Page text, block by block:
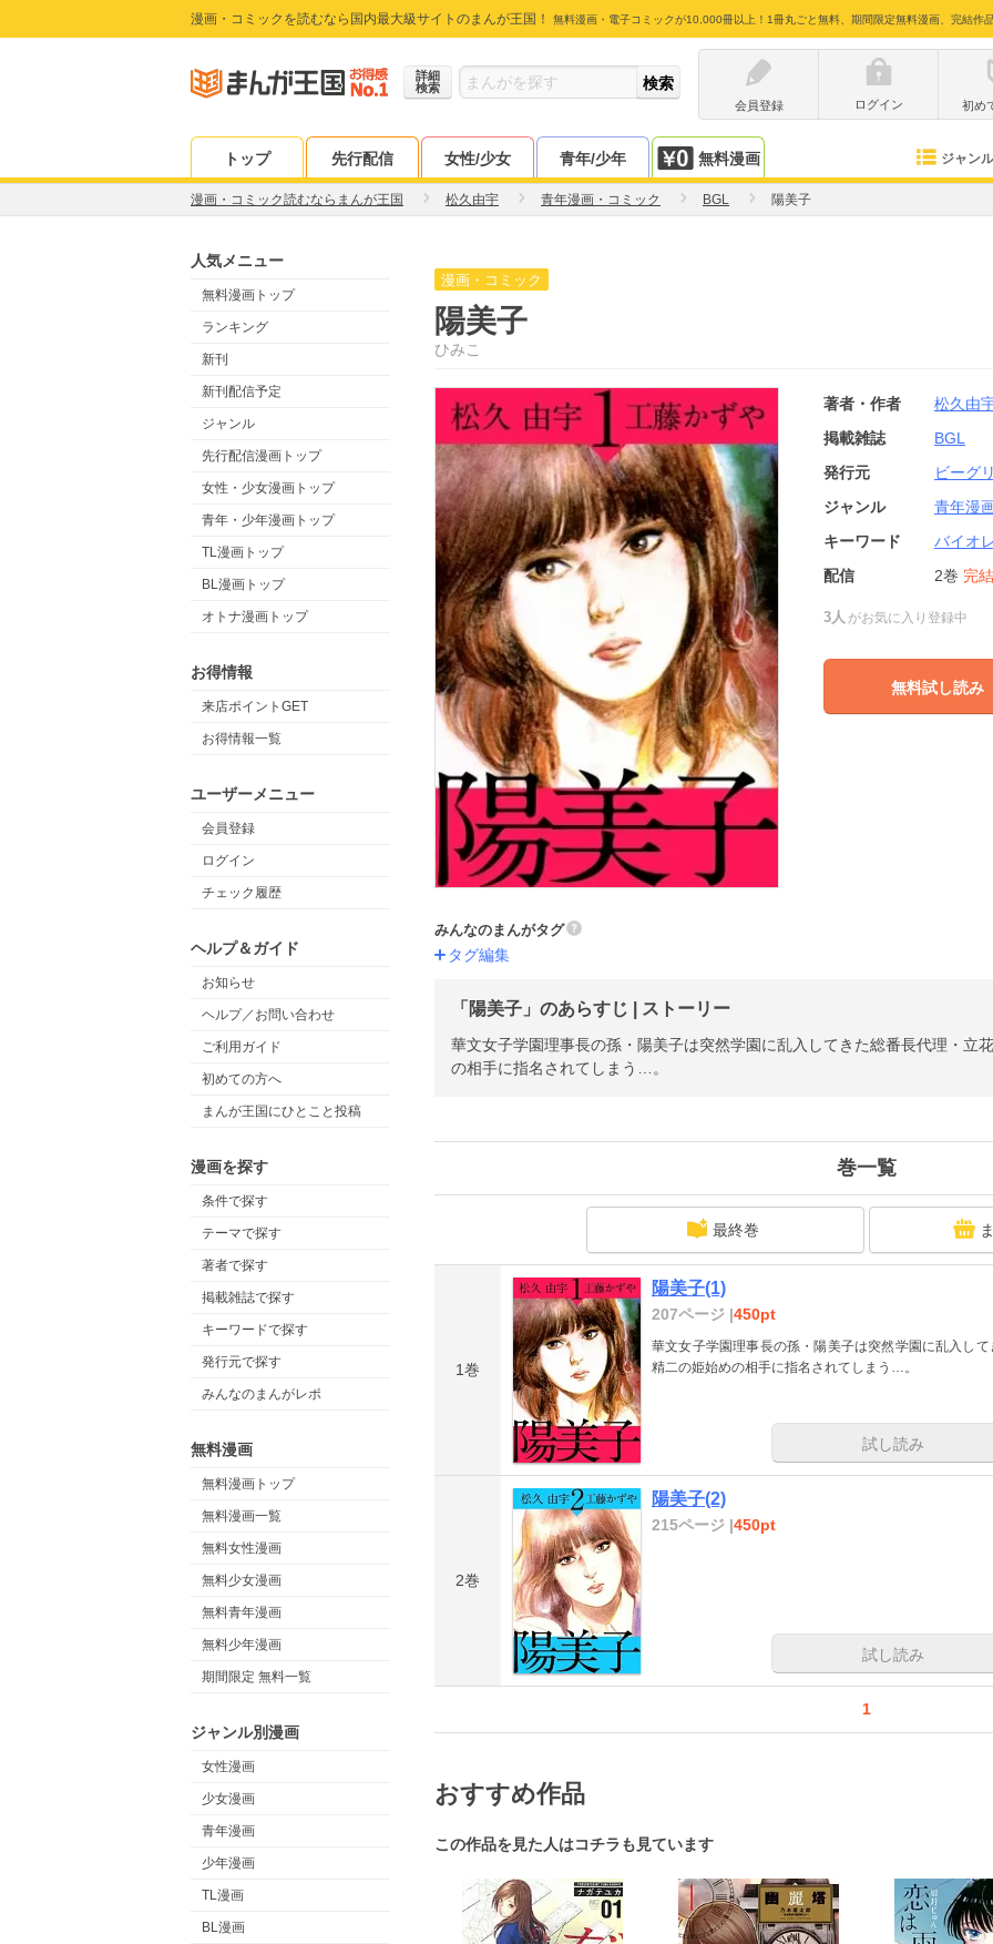
漫画・コミックを読むなら国内最大級サイトのまんが王国！ 無料漫画・電子コミックが10,000冊以上！1冊丸ごと無料、期間限定無料漫画、完結作
詳細
検索
会員登録
ログイン 初め
トップ 先行配信 女性/少女 青年/少年 無料漫画 ジャンル
漫画・コミック読むならまんが王国 松久由宇 青年漫画・コミック BGL 陽美子
人気メニュー
無料漫画トップ
ランキング
新刊
新刊配信予定
ジャンル
先行配信漫画トップ
女性・少女漫画トップ
青年・少年漫画トップ
TL漫画トップ
BL漫画トップ
オトナ漫画トップ
お得情報
来店ポイントGET
お得情報一覧
ユーザーメニュー
会員登録
ログイン
チェック履歴
ヘルプ＆ガイド
お知らせ
ヘルプ／お問い合わせ
ご利用ガイド
初めての方へ
まんが王国にひとこと投稿
漫画を探す
条件で探す
テーマで探す
著者で探す
掲載雑誌で探す
キーワードで探す
発行元で探す
みんなのまんがレポ
無料漫画
無料漫画トップ
無料漫画一覧
無料女性漫画
無料少女漫画
無料青年漫画
無料少年漫画
期間限定 無料一覧
ジャンル別漫画
女性漫画
少女漫画
青年漫画
少年漫画
TL漫画
BL漫画
漫画・コミック
陽美子
ひみこ
著者・作者
松久由
掲載雑誌
BGL
発行元
ビーグ
ジャンル
青年漫
キーワード
バイオ
配信
2巻 完結
3人 がお気に入り登録中
無料試し読み
みんなのまんがタグ
タグ編集
「陽美子」のあらすじ | ストーリー
華文女子学園理事長の孫・陽美子は突然学園に乱入してきた総番長代理・立
の相手に指名されてしまう…。
巻一覧
最終巻
1巻
陽美子(1)
207ページ |450pt
華文女子学園理事長の孫・陽美子は突然学園に乱入し
精二の姫始めの相手に指名されてしまう…。
試し読み
2巻
陽美子(2)
215ページ |450pt
試し読み
1
おすすめ作品
この作品を見た人はコチラも見ています